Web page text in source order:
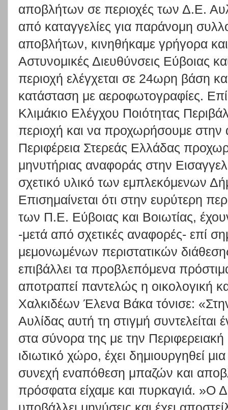
αποβλήτων σε περιοχές των Δ.Ε.
από καταγγελίες για παράνομη
αποβλήτων, κινηθήκαμε γρήγορα
Αστυνομικές Διευθύνσεις Εύβοιας
περιοχή ελέγχεται σε 24ωρη βάση
κατάσταση με αεροφωτογραφίες.
Κλιμάκιο Ελέγχου Ποιότητας
περιοχή και να προχωρήσουμε
Περιφέρεια Στερεάς Ελλάδας
μηνυτήριας αναφοράς στην
σχετικό υλικό των εμπλεκόμενων
Επισημαίνεται ότι στην ευρύτερη
των Π.Ε. Εύβοιας και Βοιωτίας,
-μετά από σχετικές αναφορές- επί
μεμονωμένων περιστατικών
επιβάλλει τα προβλεπόμενα
αποτραπεί παντελώς η οικολογική
Χαλκιδέων Έλενα Βάκα τόνισε:
Αυλίδας αυτή τη στιγμή συντελείται
στα σύνορα της με την
ιδιωτικό χώρο, έχει δημιουργηθεί
συνεχή εναπόθεση μπαζών και
πρόσφατα είχαμε και πυρκαγιά. »Ο